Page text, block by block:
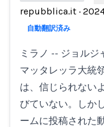
Loading...
repubblica.it ·
自動翻訳済み
ミラノ -- ジョルジ
マッタレッラ大統
は、信じられない
びていない。しか
ームに投稿された